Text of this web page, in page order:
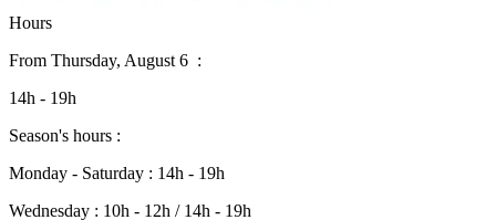
Hours
From Thursday, August 6 :
14h - 19h
Season's hours :
Monday - Saturday : 14h - 19h
Wednesday : 10h - 12h / 14h - 19h